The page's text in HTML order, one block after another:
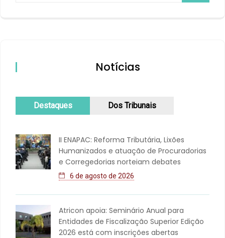
Notícias
Destaques Dos Tribunais
II ENAPAC: Reforma Tributária, Lixões
Humanizados e atuação de Procuradorias
e Corregedorias norteiam debates
6 de agosto de 2026
Atricon apoia: Seminário Anual para
Entidades de Fiscalização Superior Edição
2026 está com inscrições abertas